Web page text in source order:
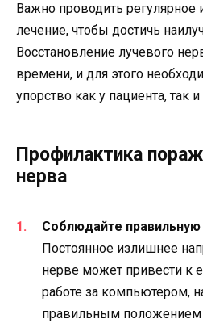
Важно проводить регулярное
лечение, чтобы достичь
Восстановление лучевого
времени, и для этого
упорство как у пациента, так и
Профилактика
нерва
Соблюдайте правильную
Постоянное излишнее
нерве может привести к
работе за компьютером,
правильным положением